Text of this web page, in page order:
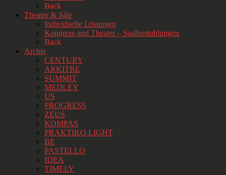
Back
Theater & Säle
Individuelle Lösungen
Kongress und Theater – Saalbestuhlungen
Back
Archiv
CENTURY
ARKITRE
SUMMIT
MEDLEY
US
PROGRESS
ZEUS
KOMPAS
PRAKTIKO LIGHT
BE
PASTELLO
IDEA
TIMELY